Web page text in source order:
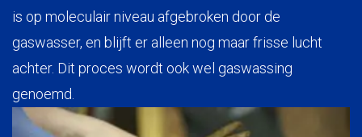
is op moleculair niveau afgebroken door de
gaswasser, en blijft er alleen nog maar frisse lucht
achter. Dit proces wordt ook wel gaswassing
genoemd.